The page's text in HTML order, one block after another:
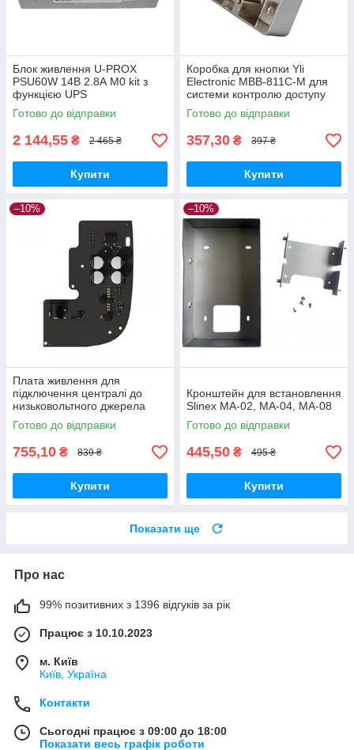
Блок живлення U-PROX
PSU60W 14В 2.8А M0 kit з
функцією UPS
Готово до відправки
2 144,55 ₴ 2 465 ₴
Купити
Коробка для кнопки Yli
Electronic MBB-811C-M для
системи контролю доступу
Готово до відправки
357,30 ₴ 397 ₴
Купити
–10%
Плата живлення для
підключення централі до
низьковольтного джерела
живлення Ajax 6V PSU для
Hub 2/Hub 2 Plus
Готово до відправки
755,10 ₴ 839 ₴
Купити
–10%
Кронштейн для встановлення
Slinex MA-02, MA-04, MA-08
Готово до відправки
445,50 ₴ 495 ₴
Купити
Показати ще
Про нас
99% позитивних з 1396 відгуків за рік
Працює з 10.10.2023
м. Київ
Київ, Україна
Контакти
Сьогодні працює з 09:00 до 18:00
Показати весь графік роботи